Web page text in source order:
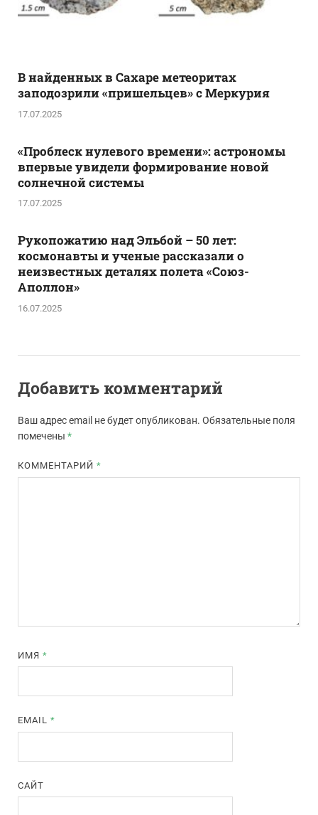
В найденных в Сахаре метеоритах
заподозрили «пришельцев» с Меркурия
17.07.2025
«Проблеск нулевого времени»: астрономы
впервые увидели формирование новой
солнечной системы
17.07.2025
Рукопожатию над Эльбой – 50 лет:
космонавты и ученые рассказали о
неизвестных деталях полета «Союз-
Аполлон»
16.07.2025
Добавить комментарий
Ваш адрес email не будет опубликован. Обязательные поля
помечены *
КОММЕНТАРИЙ*
ИМЯ*
EMAIL*
САЙТ